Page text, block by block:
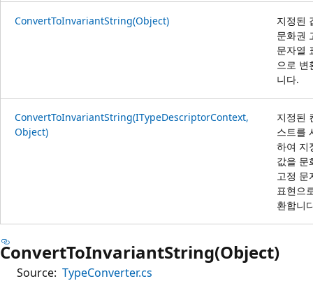
ConvertToInvariantString(Object)
지정된
문화권
문자열
으로 변
니다.
ConvertToInvariantString(ITypeDescriptorContext,
Object)
지정된
스트를
하여 지
값을 문
고정 문
표현으
환합니
ConvertToInvariantString(Object)
Source: TypeConverter.cs